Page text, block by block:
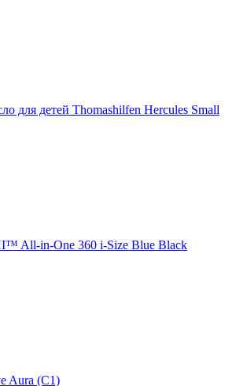
для детей Thomashilfen Hercules Small
All-in-One 360 i-Size Blue Black
Aura (C1)